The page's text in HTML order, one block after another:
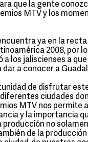
que la gente
MTV y los
ya en la
2008, por
los jaliscienses a
dar a conocer a
de disfrutar
ciudades
MTV nos permite
y la importancia
producción no
de la